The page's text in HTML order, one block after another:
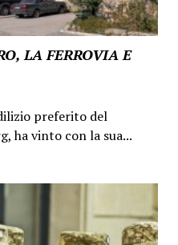
LA FERROVIA E
preferito del
ha vinto con la sua...